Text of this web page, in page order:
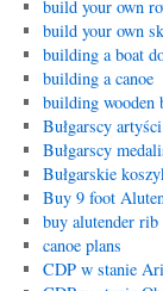
build your own
build your own
building a boat
building a canoe
building wooden
Bułgarscy artyści
Bułgarscy
Bułgarskie
Buy 9 foot
buy alutender rib
canoe plans
CDP w stanie